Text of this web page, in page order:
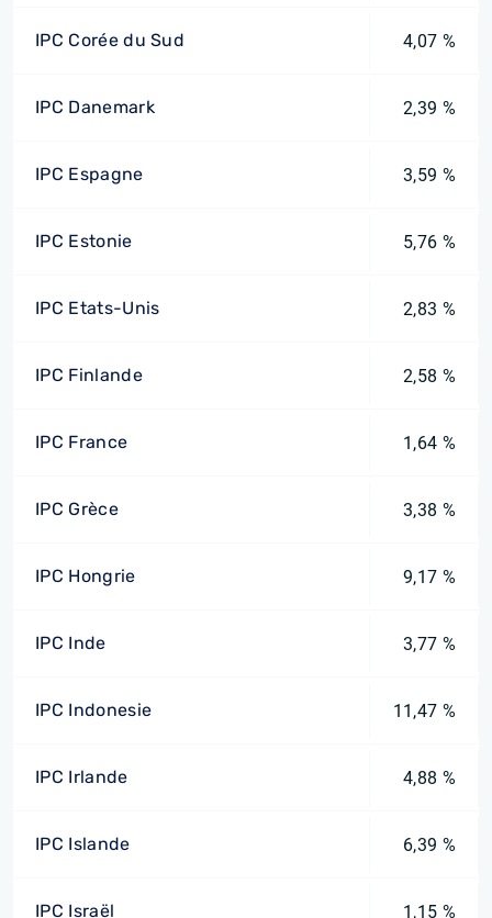
IPC Corée du Sud 4,07 %
IPC Danemark 2,39 %
IPC Espagne 3,59 %
IPC Estonie 5,76 %
IPC Etats-Unis 2,83 %
IPC Finlande 2,58 %
IPC France 1,64 %
IPC Grèce 3,38 %
IPC Hongrie 9,17 %
IPC Inde 3,77 %
IPC Indonesie 11,47 %
IPC Irlande 4,88 %
IPC Islande 6,39 %
IPC Israël 1,15 %